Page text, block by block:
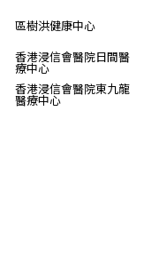
區樹洪健康中心
香港浸信會醫院日間醫
療中心
香港浸信會醫院東九龍
醫療中心